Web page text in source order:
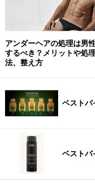
実は、ガイド自身も
ですが、今回見つけ
ン『麻布ハリーク』で
施術が男女ともに大好
早速体験してきました
では続いて、 次のペー
※記事内容は執筆時点の
アンダーヘアの処理は男
するべき？メリットや処
法、整え方
ベストバ
ベストバ